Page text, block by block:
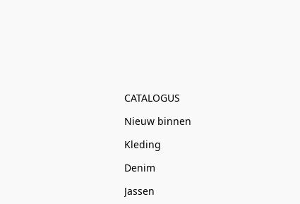
CATALOGUS
Nieuw binnen
Kleding
Denim
Jassen